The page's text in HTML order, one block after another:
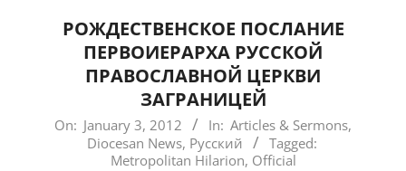
РОЖДЕСТВЕНСКОЕ ПОСЛАНИЕ
ПЕРВОИЕРАРХА РУССКОЙ
ПРАВОСЛАВНОЙ ЦЕРКВИ
ЗАГРАНИЦЕЙ
2012-
On: January 3, 2012 In: Articles & Sermons,
Diocesan News, Русский
Tagged:
Metropolitan Hilarion, Official